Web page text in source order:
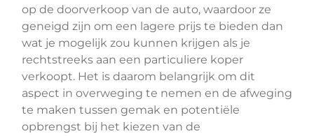
op de doorverkoop van de auto, waardoor ze
geneigd zijn om een lagere prijs te bieden dan
wat je mogelijk zou kunnen krijgen als je
rechtstreeks aan een particuliere koper
verkoopt. Het is daarom belangrijk om dit
aspect in overweging te nemen en de afweging
te maken tussen gemak en potentiële
opbrengst bij het kiezen van de